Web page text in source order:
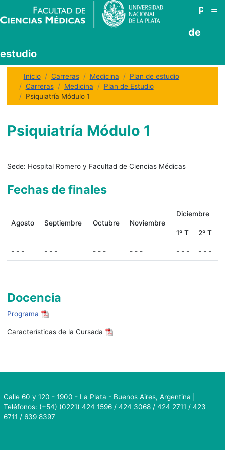
Inicio Carreras Medicina
Plan de estudio
Carreras
Medicina
Plan de Estudio
Psiquiatría Módulo 1
Psiquiatría Módulo 1
Sede: Hospital Romero y Facultad de Ciencias Médicas
Fechas de finales
Agosto Septiembre Octubre Noviembre
Diciembre
1º T 2º T
- - - - - - - - - - - - - - - - - -
Docencia
Programa
Características de la Cursada
Calle 60 y 120 - 1900 - La Plata - Buenos Aires, Argentina |
Teléfonos: (+54) (0221) 424 1596 / 424 3068 / 424 2711 / 423
6711 / 639 8397
Plan
de
estudio
≡